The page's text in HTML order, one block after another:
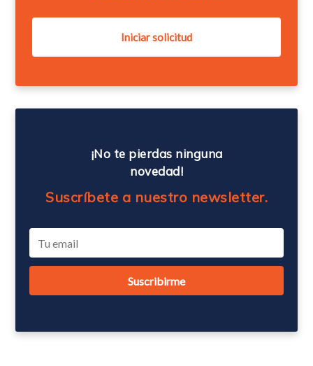
¡No te pierdas ninguna
novedad!
Suscríbete a nuestro newsletter.